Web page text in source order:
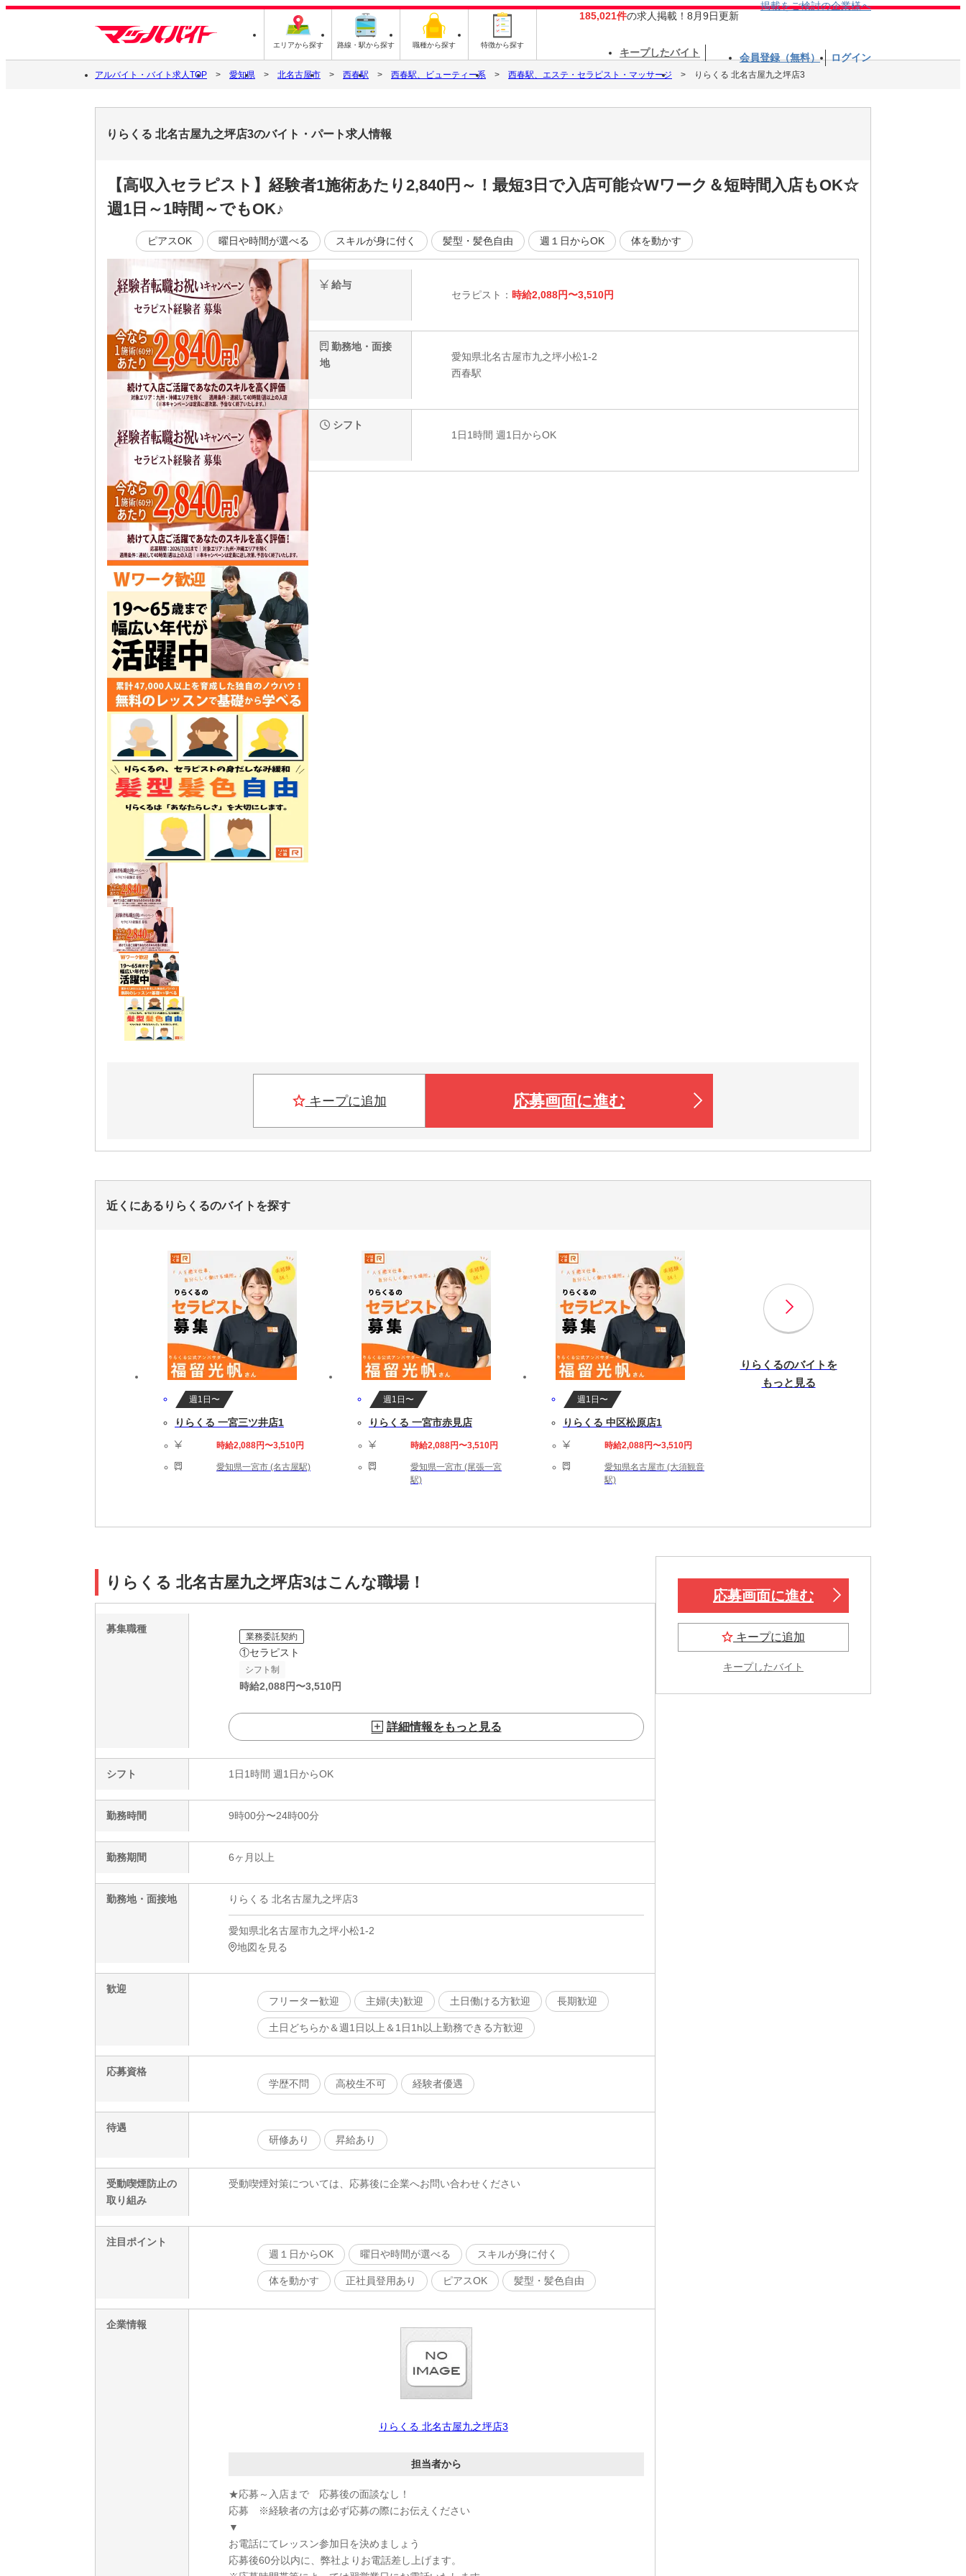
エリアから探す 路線・駅から探す 職種から探す 特徴から探す
185,021件の求人掲載！8月9日更新
掲載をご検討の企業様へ
キープしたバイト 会員登録（無料） ログイン
アルバイト・バイト求人TOP 愛知県 北名古屋市 西春駅 西春駅、ビューティー系 西春駅、エステ・セラピスト・マッサージ りらくる 北名古屋九之坪店3
りらくる 北名古屋九之坪店3のバイト・パート求人情報
【高収入セラピスト】経験者1施術あたり2,840円～！最短3日で入店可能☆Wワーク＆短時間入店もOK☆
週1日～1時間～でもOK♪
ピアスOK 曜日や時間が選べる スキルが身に付く 髪型・髪色自由 週１日からOK 体を動かす
給与
セラピスト： 時給2,088円〜3,510円
勤務地・面接
地
愛知県北名古屋市九之坪小松1-2
西春駅
シフト
1日1時間 週1日からOK
キープに追加 応募画面に進む
近くにあるりらくるのバイトを探す
週1日〜
りらくる 一宮三ツ井店1
時給2,088円〜3,510円
愛知県一宮市 (名古屋駅)
週1日〜
りらくる 一宮市赤見店
時給2,088円〜3,510円
愛知県一宮市 (尾張一宮
駅)
週1日〜
りらくる 中区松原店1
時給2,088円〜3,510円
愛知県名古屋市 (大須観音
駅)
りらくるのバイトを
もっと見る
りらくる 北名古屋九之坪店3はこんな職場！
募集職種
業務委託契約
①セラピスト
シフト制
時給2,088円〜3,510円
詳細情報をもっと見る
シフト 1日1時間 週1日からOK
勤務時間 9時00分〜24時00分
勤務期間 6ヶ月以上
勤務地・面接地 りらくる 北名古屋九之坪店3
愛知県北名古屋市九之坪小松1-2
地図を見る
歓迎
フリーター歓迎
主婦(夫)歓迎 土日働ける方歓迎 長期歓迎
土日どちらか＆週1日以上＆1日1h以上勤務できる方歓迎
応募資格
学歴不問
高校生不可 経験者優遇
待遇
研修あり
昇給あり
受動喫煙防止の
取り組み
受動喫煙対策については、応募後に企業へお問い合わせください
注目ポイント
週１日からOK
曜日や時間が選べる スキルが身に付く
体を動かす 正社員登用あり ピアスOK 髪型・髪色自由
企業情報
りらくる 北名古屋九之坪店3
担当者から
★応募～入店まで 応募後の面談なし！
応募 ※経験者の方は必ず応募の際にお伝えください
▼
お電話にてレッスン参加日を決めましょう
応募後60分以内に、弊社よりお電話差し上げます。
応募画面に進む
キープに追加
キープしたバイト